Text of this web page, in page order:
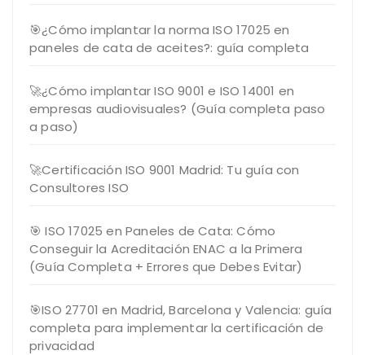
🎯¿Cómo implantar la norma ISO 17025 en
paneles de cata de aceites?: guía completa
🚀¿Cómo implantar ISO 9001 e ISO 14001 en
empresas audiovisuales? (Guía completa paso
a paso)
🚀Certificación ISO 9001 Madrid: Tu guía con
Consultores ISO
🎯 ISO 17025 en Paneles de Cata: Cómo
Conseguir la Acreditación ENAC a la Primera
(Guía Completa + Errores que Debes Evitar)
🎯ISO 27701 en Madrid, Barcelona y Valencia: guía
completa para implementar la certificación de
privacidad